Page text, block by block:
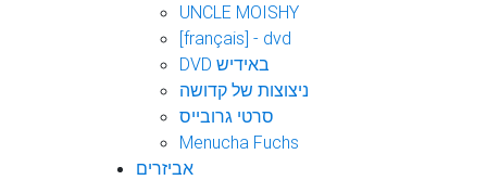
UNCLE MOISHY
[français] - dvd
DVD באידיש
ניצוצות של קדושה
סרטי גרובייס
Menucha Fuchs
אביזרים